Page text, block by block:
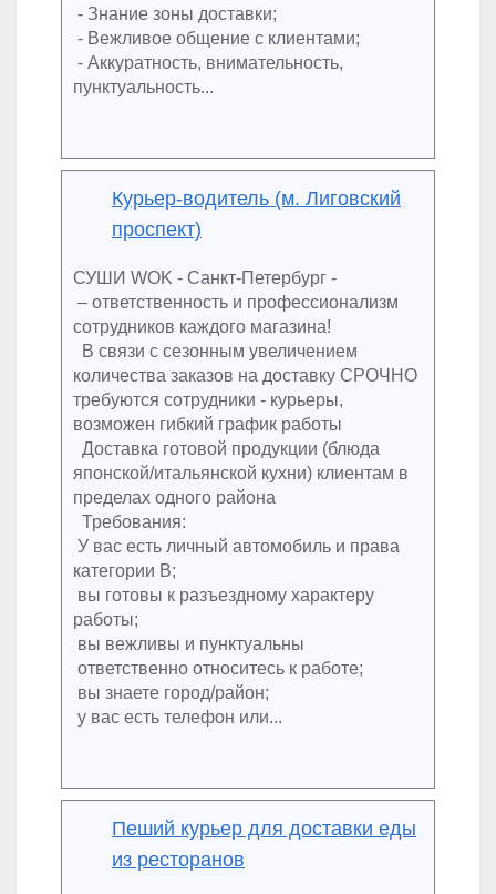
- Знание зоны доставки;
- Вежливое общение с клиентами;
- Аккуратность, внимательность,
пунктуальность...
Курьер-водитель (м. Лиговский
проспект)
СУШИ WOK - Санкт-Петербург -
– ответственность и профессионализм
сотрудников каждого магазина!
В связи с сезонным увеличением
количества заказов на доставку СРОЧНО
требуются сотрудники - курьеры,
возможен гибкий график работы
Доставка готовой продукции (блюда
японской/итальянской кухни) клиентам в
пределах одного района
Требования:
У вас есть личный автомобиль и права
категории В;
вы готовы к разъездному характеру
работы;
вы вежливы и пунктуальны
ответственно относитесь к работе;
вы знаете город/район;
у вас есть телефон или...
Пеший курьер для доставки еды
из ресторанов